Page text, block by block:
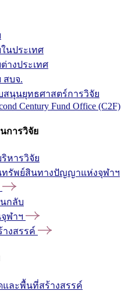
นประเทศ
างประเทศ
สบจ.
นุนยุทธศาสตร์การวิจัย
Century Fund Office (C2F)
การวิจัย
หารวิจัย
ทรัพย์สินทางปัญญาแห่งจุฬาฯ
กลับ
ฬาฯ
งสรรค์
ละพื้นที่สร้างสรรค์